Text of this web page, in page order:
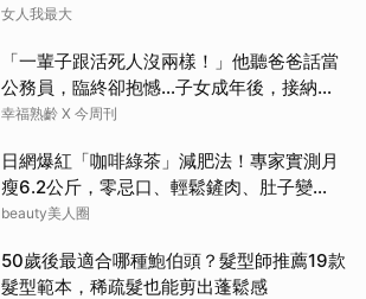
走！
女人我最大
「一輩子跟活死人沒兩樣！」他聽爸爸話當
公務員，臨終卻抱憾…子女成年後，接納與
欣賞就夠了
幸福熟齡 X 今周刊
日網爆紅「咖啡綠茶」減肥法！專家實測月
瘦6.2公斤，零忌口、輕鬆鏟肉、肚子變
小！
beauty美人圈
50歲後最適合哪種鮑伯頭？髮型師推薦19款
髮型範本，稀疏髮也能剪出蓬鬆感